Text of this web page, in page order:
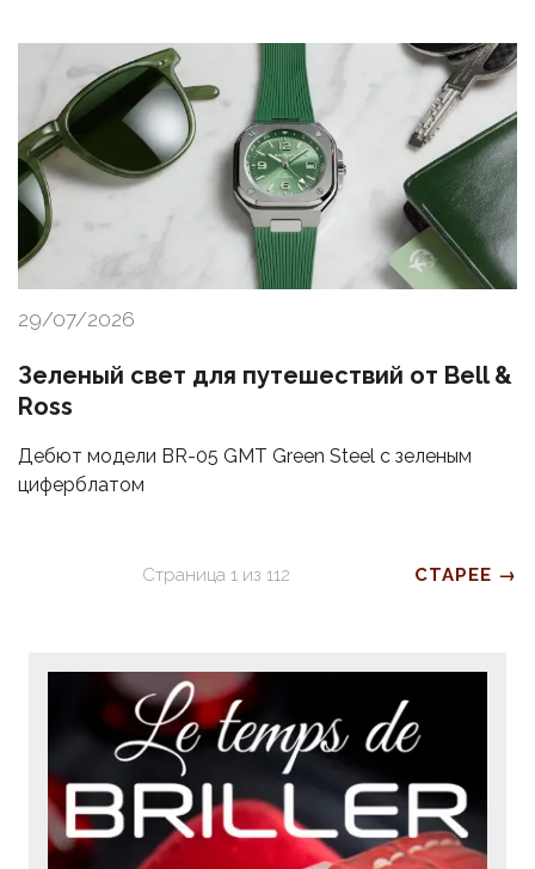
29/07/2026
Зеленый свет для путешествий от Bell &
Ross
Дебют модели BR-05 GMT Green Steel с зеленым
циферблатом
Страница 1 из 112 СТАРЕЕ →